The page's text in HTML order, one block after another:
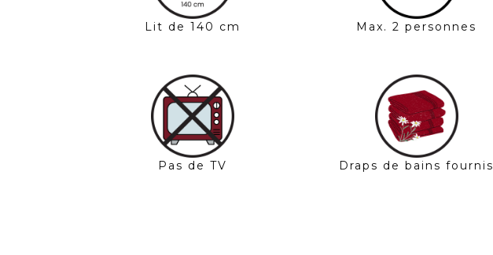
Lit de 140 cm
Pas de TV
Max. 2 personnes
Draps de bains fournis